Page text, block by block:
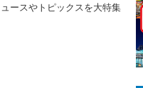
ュースやトピックスを大特集